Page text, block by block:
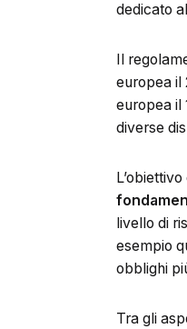
dedicato
Il
europea il
europea il
diverse
livello di
esempio
obblighi
Tra gli